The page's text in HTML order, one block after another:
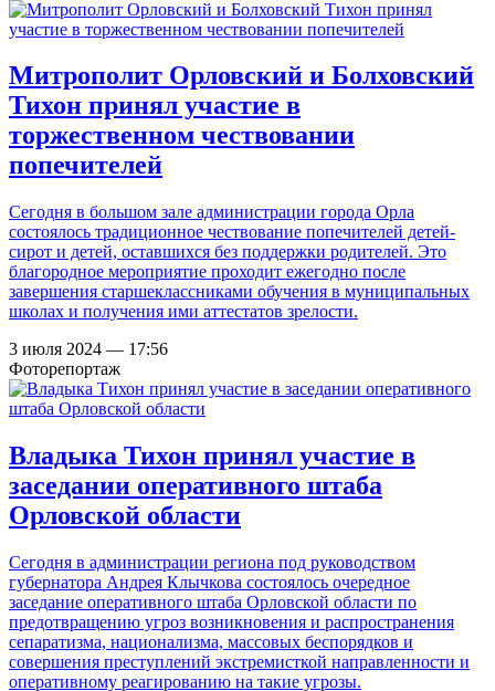
Митрополит Орловский и Болховский
Тихон принял участие в
торжественном чествовании
попечителей
Сегодня в большом зале администрации города Орла
состоялось традиционное чествование попечителей детей-
сирот и детей, оставшихся без поддержки родителей. Это
благородное мероприятие проходит ежегодно после
завершения старшеклассниками обучения в муниципальных
школах и получения ими аттестатов зрелости.
3 июля 2024 — 17:56
Фоторепортаж
Владыка Тихон принял участие в
заседании оперативного штаба
Орловской области
Сегодня в администрации региона под руководством
губернатора Андрея Клычкова состоялось очередное
заседание оперативного штаба Орловской области по
предотвращению угроз возникновения и распространения
сепаратизма, национализма, массовых беспорядков и
совершения преступлений экстремисткой направленности и
оперативному реагированию на такие угрозы.